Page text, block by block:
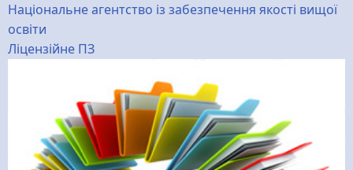
Національне агентство із забезпечення якості вищої
освіти
Ліцензійне ПЗ